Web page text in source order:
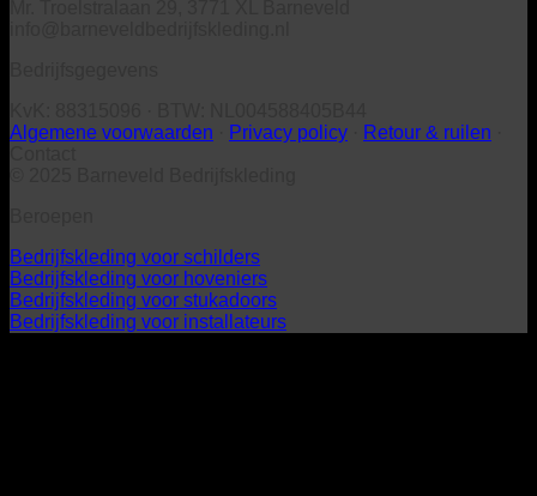
Algemene voorwaarden
Privacy policy Retour & ruilen
Bedrijfskleding voor schilders
Bedrijfskleding voor hoveniers
Bedrijfskleding voor stukadoors
Bedrijfskleding voor installateurs